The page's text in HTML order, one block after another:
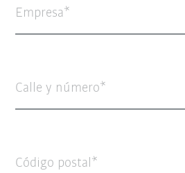
Empresa
Calle y número
Código postal